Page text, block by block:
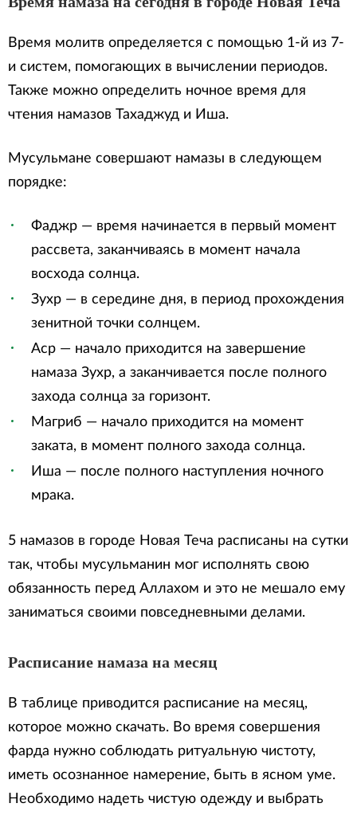
Время молитв определяется с помощью 1-й из 7-
и систем, помогающих в вычислении периодов.
Также можно определить ночное время для
чтения намазов Тахаджуд и Иша.
Мусульмане совершают намазы в следующем
порядке:
Фаджр — время начинается в первый момент
рассвета, заканчиваясь в момент начала
восхода солнца.
Зухр — в середине дня, в период прохождения
зенитной точки солнцем.
Аср — начало приходится на завершение
намаза Зухр, а заканчивается после полного
захода солнца за горизонт.
Магриб — начало приходится на момент
заката, в момент полного захода солнца.
Иша — после полного наступления ночного
мрака.
5 намазов в городе Новая Теча расписаны на сутки
так, чтобы мусульманин мог исполнять свою
обязанность перед Аллахом и это не мешало ему
заниматься своими повседневными делами.
Расписание намаза на месяц
В таблице приводится расписание на месяц,
которое можно скачать. Во время совершения
фарда нужно соблюдать ритуальную чистоту,
иметь осознанное намерение, быть в ясном уме.
Необходимо надеть чистую одежду и выбрать